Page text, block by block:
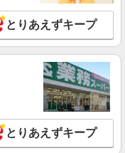
とりあえずキープ
とりあえずキープ